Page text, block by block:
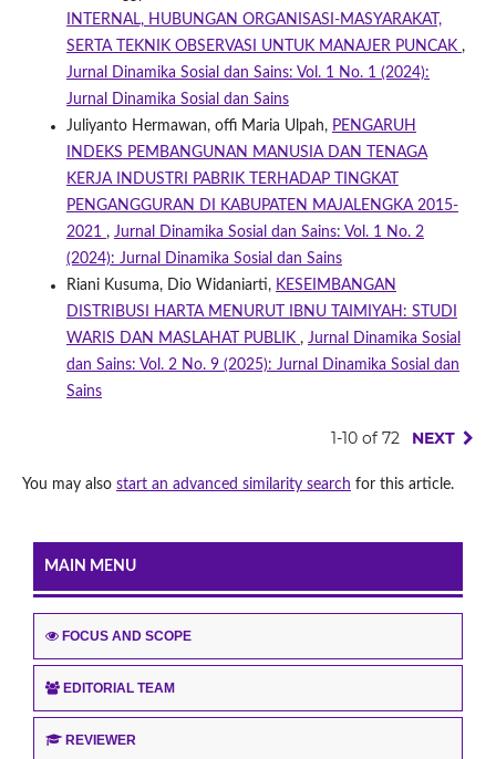
INTERNAL, HUBUNGAN ORGANISASI-MASYARAKAT,
SERTA TEKNIK OBSERVASI UNTUK MANAJER PUNCAK ,
Jurnal Dinamika Sosial dan Sains: Vol. 1 No. 1 (2024):
Jurnal Dinamika Sosial dan Sains
Juliyanto Hermawan, offi Maria Ulpah, PENGARUH
INDEKS PEMBANGUNAN MANUSIA DAN TENAGA
KERJA INDUSTRI PABRIK TERHADAP TINGKAT
PENGANGGURAN DI KABUPATEN MAJALENGKA 2015-
2021 , Jurnal Dinamika Sosial dan Sains: Vol. 1 No. 2
(2024): Jurnal Dinamika Sosial dan Sains
Riani Kusuma, Dio Widaniarti, KESEIMBANGAN
DISTRIBUSI HARTA MENURUT IBNU TAIMIYAH: STUDI
WARIS DAN MASLAHAT PUBLIK , Jurnal Dinamika Sosial
dan Sains: Vol. 2 No. 9 (2025): Jurnal Dinamika Sosial dan
Sains
1-10 of 72 NEXT
You may also start an advanced similarity search for this article.
MAIN MENU
FOCUS AND SCOPE
EDITORIAL TEAM
REVIEWER